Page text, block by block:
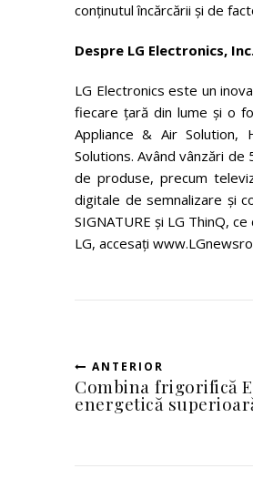
conţinutul încărcării şi de
Despre LG Electronics,
LG Electronics este un
fiecare țară din lume și o
Appliance & Air Solution,
Solutions. Având vânzări
de produse, precum
digitale de semnalizare și
SIGNATURE și LG ThinQ,
LG, accesați
ANTERIOR
Combina frigorifică
energetică